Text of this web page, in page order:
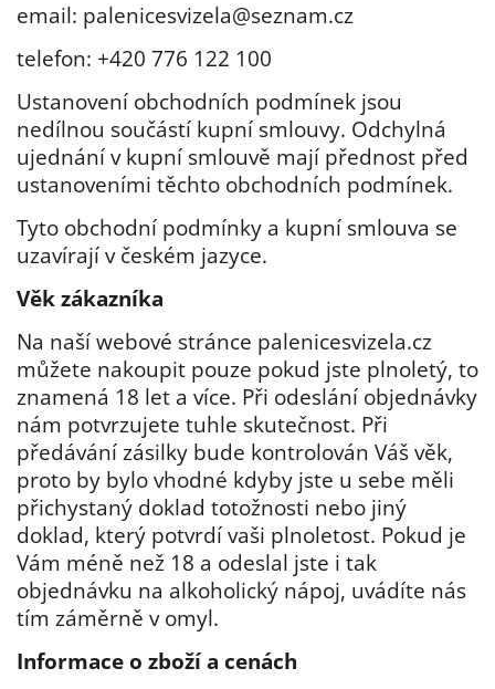
email: palenicesvizela@seznam.cz
telefon: +420 776 122 100
Ustanovení obchodních podmínek jsou
nedílnou součástí kupní smlouvy. Odchylná
ujednání v kupní smlouvě mají přednost před
ustanoveními těchto obchodních podmínek.
Tyto obchodní podmínky a kupní smlouva se
uzavírají v českém jazyce.
Věk zákazníka
Na naší webové stránce palenicesvizela.cz
můžete nakoupit pouze pokud jste plnoletý, to
znamená 18 let a více. Při odeslání objednávky
nám potvrzujete tuhle skutečnost. Při
předávání zásilky bude kontrolován Váš věk,
proto by bylo vhodné kdyby jste u sebe měli
přichystaný doklad totožnosti nebo jiný
doklad, který potvrdí vaši plnoletost. Pokud je
Vám méně než 18 a odeslal jste i tak
objednávku na alkoholický nápoj, uvádíte nás
tím záměrně v omyl.
Informace o zboží a cenách